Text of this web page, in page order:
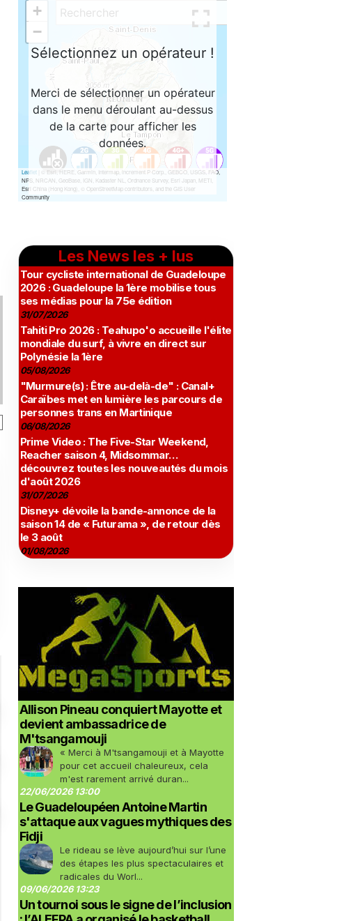
Les News les + lus
Tour cycliste international de Guadeloupe
2026 : Guadeloupe la 1ère mobilise tous
ses médias pour la 75e édition
31/07/2026
Tahiti Pro 2026 : Teahupo'o accueille l'élite
mondiale du surf, à vivre en direct sur
Polynésie la 1ère
05/08/2026
"Murmure(s) : Être au-delà-de" : Canal+
Caraïbes met en lumière les parcours de
personnes trans en Martinique
06/08/2026
Prime Video : The Five-Star Weekend,
Reacher saison 4, Midsommar…
découvrez toutes les nouveautés du mois
d'août 2026
31/07/2026
Disney+ dévoile la bande-annonce de la
saison 14 de « Futurama », de retour dès
le 3 août
01/08/2026
Allison Pineau conquiert Mayotte et
devient ambassadrice de
M'tsangamouji
« Merci à M'tsangamouji et à Mayotte
pour cet accueil chaleureux, cela
m'est rarement arrivé duran...
22/06/2026 13:00
Le Guadeloupéen Antoine Martin
s'attaque aux vagues mythiques des
Fidji
Le rideau se lève aujourd’hui sur l’une
des étapes les plus spectaculaires et
radicales du Worl...
09/06/2026 13:23
Un tournoi sous le signe de l’inclusion